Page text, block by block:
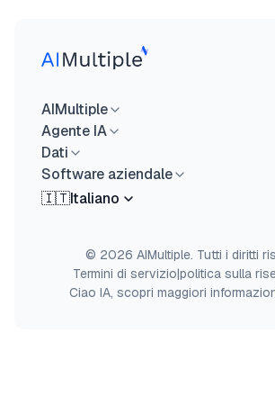
AIMultiple
Agente IA
Dati
Software aziendale
🇮🇹Italiano
© 2026 AIMultiple. Tutti i diritti
Termini di servizio|politica sulla
Ciao IA, scopri maggiori